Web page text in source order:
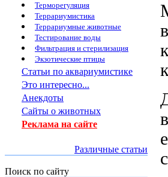
Терморегуляция
Террариумистика
Террариумные животные
Тестирование воды
Фильтрация и стерилизация
Экзотические птицы
Статьи по аквариумистике
Это интересно...
Анекдоты
Сайты о животных
Реклама на сайте
Различные статьи
Поиск по сайту